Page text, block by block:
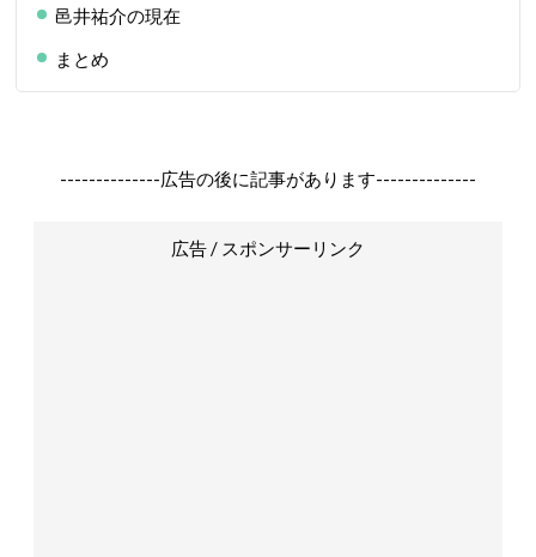
邑井祐介の現在
まとめ
--------------広告の後に記事があります--------------
広告 / スポンサーリンク